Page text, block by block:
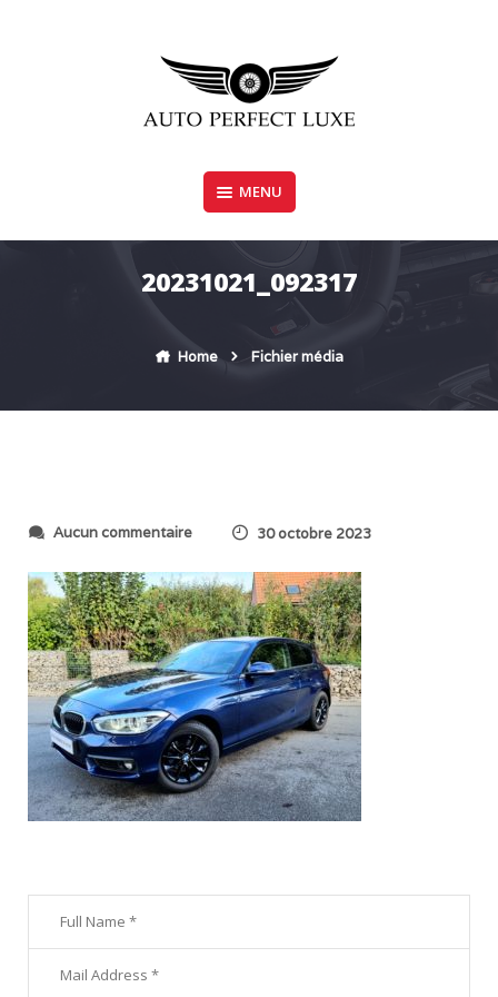
AUTO PERFECT LUXE
MENU
20231021_092317
Home Fichier média
Aucun commentaires
r
2
0
2
3
1
0
2
1
_
0
9
2
30 octobre 2023